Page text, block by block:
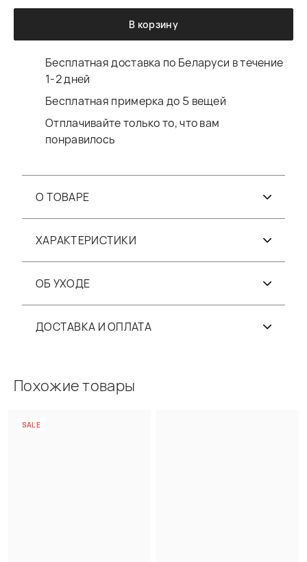
В корзину
Бесплатная доставка по Беларуси в течение
1-2 дней
Бесплатная примерка до 5 вещей
Отплачивайте только то, что вам
понравилось
О ТОВАРЕ
ХАРАКТЕРИСТИКИ
ОБ УХОДЕ
ДОСТАВКА И ОПЛАТА
Похожие товары
SALE